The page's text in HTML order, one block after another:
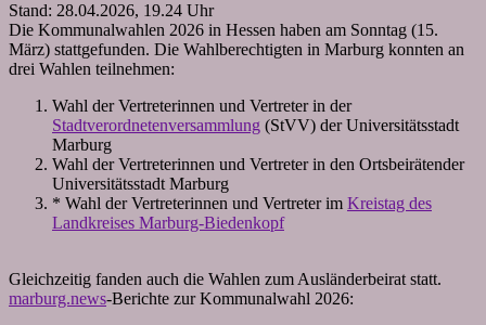
Stand: 28.04.2026, 19.24 Uhr
Die Kommunalwahlen 2026 in Hessen haben am Sonntag (15.
März) stattgefunden. Die Wahlberechtigten in Marburg konnten an
drei Wahlen teilnehmen:
Wahl der Vertreterinnen und Vertreter in der
Stadtverordnetenversammlung (StVV) der Universitätsstadt
Marburg
Wahl der Vertreterinnen und Vertreter in den Ortsbeirätender
Universitätsstadt Marburg
* Wahl der Vertreterinnen und Vertreter im Kreistag des
Landkreises Marburg-Biedenkopf
Gleichzeitig fanden auch die Wahlen zum Ausländerbeirat statt.
marburg.news-Berichte zur Kommunalwahl 2026: